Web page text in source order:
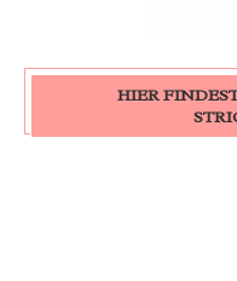
HIER